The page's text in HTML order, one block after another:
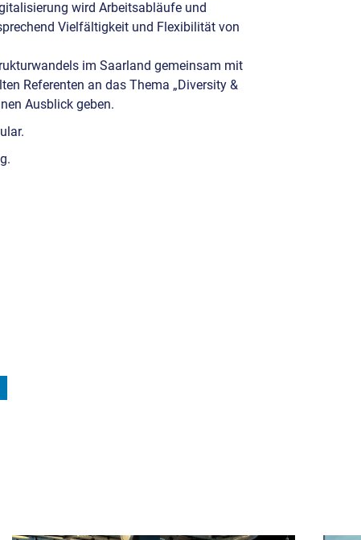
wird Arbeitsabläufe und
Vielfältigkeit und Flexibilität von
im Saarland gemeinsam mit
Referenten an das Thema „Diversity &
Ausblick geben.